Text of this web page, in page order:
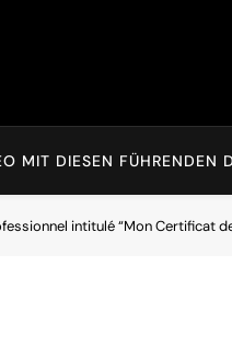
MIT DIESEN FÜHRENDEN
intitulé “Mon Certificat